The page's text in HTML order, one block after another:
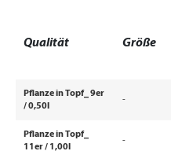
Qualität Größe
Pflanze in Topf_ 9er
/ 0,50l
-
Pflanze in Topf_
11er / 1,00l
-